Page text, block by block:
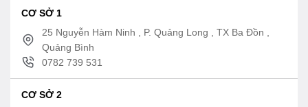
CƠ SỞ 1
25 Nguyễn Hàm Ninh , P. Quảng Long , TX Ba Đồn ,
Quảng Bình
0782 739 531
CƠ SỞ 2